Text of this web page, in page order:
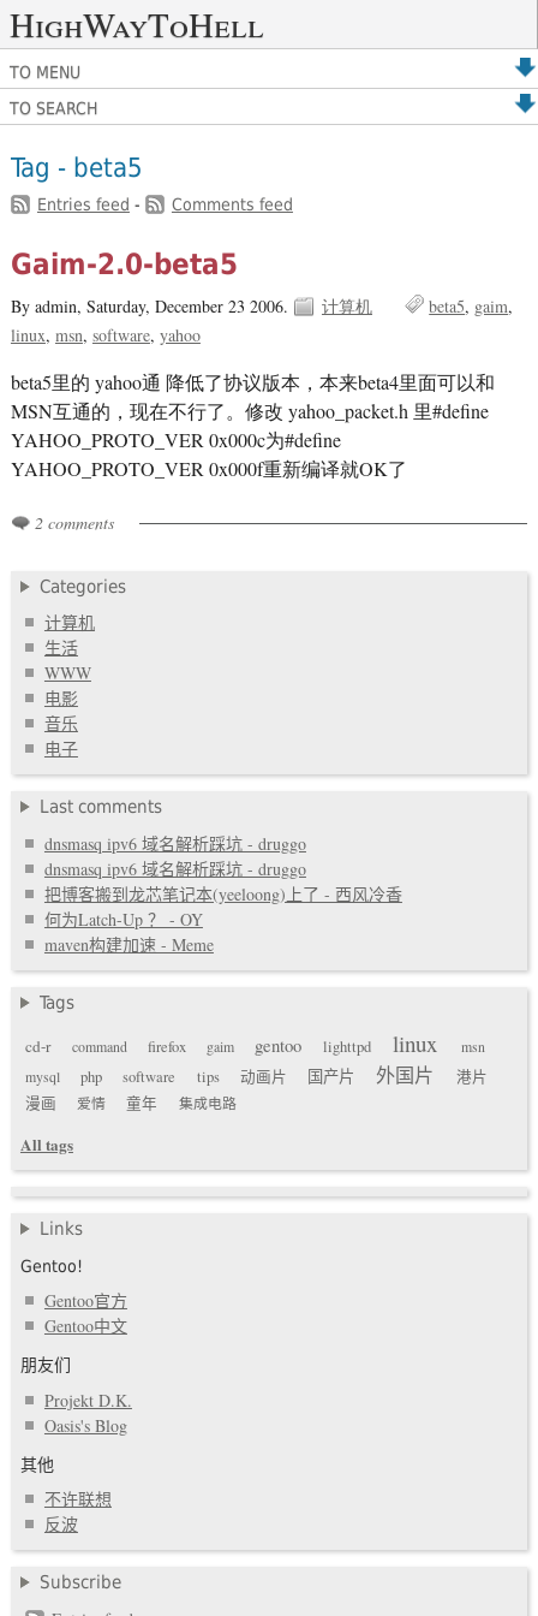
HighWayToHell
TO MENU
TO SEARCH
Tag - beta5
Entries feed - Comments feed
Gaim-2.0-beta5
By admin, Saturday, December 23 2006. 计算机 beta5 gaim
linux msn software yahoo
beta5里的 yahoo通 降低了协议版本，本来beta4里面可以和
MSN互通的，现在不行了。修改 yahoo_packet.h 里#define
YAHOO_PROTO_VER 0x000c为#define
YAHOO_PROTO_VER 0x000f重新编译就OK了
2 comments
Categories
计算机
生活
WWW
电影
音乐
电子
Last comments
dnsmasq ipv6 域名解析踩坑 - druggo
dnsmasq ipv6 域名解析踩坑 - druggo
把博客搬到龙芯笔记本(yeeloong)上了 - 西风冷香
何为Latch-Up ？ - OY
maven构建加速 - Meme
Tags
cd-r
command firefox gaim gentoo lighttpd linux
msn
mysql
php software tips 动画片 国产片 外国片
港片
漫画
爱情 童年 集成电路
All tags
Links
Gentoo!
Gentoo官方
Gentoo中文
朋友们
Projekt D.K.
Oasis's Blog
其他
不许联想
反波
Subscribe